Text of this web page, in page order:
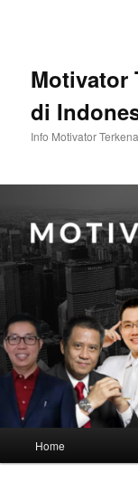
Motivator
di
Info Motivator
Home